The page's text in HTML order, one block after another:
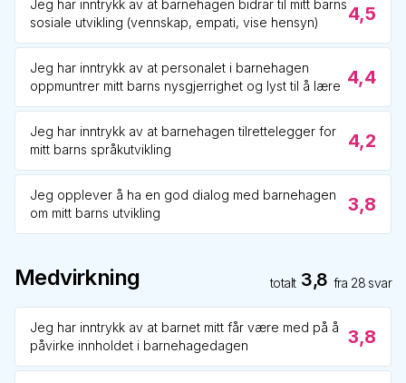
Jeg har inntrykk av at barnehagen bidrar til mitt barns
sosiale utvikling (vennskap, empati, vise hensyn)
4,5
Jeg har inntrykk av at personalet i barnehagen
oppmuntrer mitt barns nysgjerrighet og lyst til å lære 4,4
Jeg har inntrykk av at barnehagen tilrettelegger for
mitt barns språkutvikling
4,2
Jeg opplever å ha en god dialog med barnehagen
om mitt barns utvikling
3,8
Medvirkning totalt 3,8 fra 28 svar
Jeg har inntrykk av at barnet mitt får være med på å
påvirke innholdet i barnehagedagen
3,8